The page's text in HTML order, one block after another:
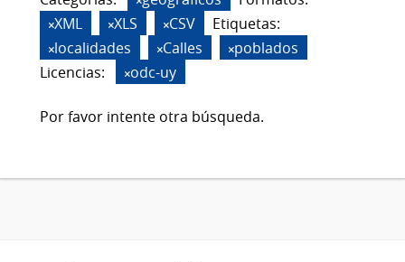
XML
XLS CSV
Etiquetas:
localidades
Calles
poblados
Licencias:
odc-uy
Por favor intente otra búsqueda.